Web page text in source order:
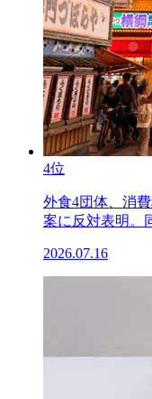
4位
外食4団体、消
案に反対表明。
2026.07.16